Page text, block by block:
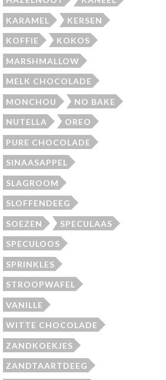
KARAMEL KERSEN
KOFFIE KOKOS
MARSHMALLOW
MELK CHOCOLADE
MONCHOU NO BAKE
NUTELLA OREO
PURE CHOCOLADE
SINAASAPPEL
SLAGROOM
SLOFFENDEEG
SOEZEN SPECULAAS
SPECULOOS
SPRINKLES
STROOPWAFEL
VANILLE
WITTE CHOCOLADE
ZANDKOEKJES
ZANDTAARTDEEG